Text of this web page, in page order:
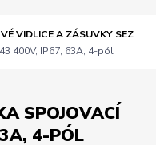
VIDLICE A ZÁSUVKY SEZ
400V, IP67, 63A, 4-pól
SPOJOVACÍ
4-PÓL